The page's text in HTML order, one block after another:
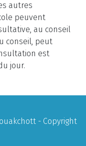
autres
peuvent
au conseil
conseil, peut
est
jour.
- Copyright